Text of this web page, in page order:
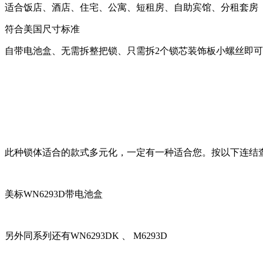
适合饭店、酒店、住宅、公寓、短租房、自助宾馆、分租套房
符合美国尺寸标准
自带电池盒、无需拆整把锁、只需拆2个锁芯装饰板小螺丝即可
此种锁体适合的款式多元化，一定有一种适合您。按以下连结
美标WN6293D带电池盒
另外同系列还有WN6293DK 、 M6293D